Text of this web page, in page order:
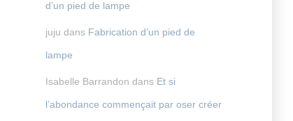
d’un pied de lampe
juju dans Fabrication d’un pied de
lampe
Isabelle Barrandon dans Et si
l’abondance commençait par oser créer